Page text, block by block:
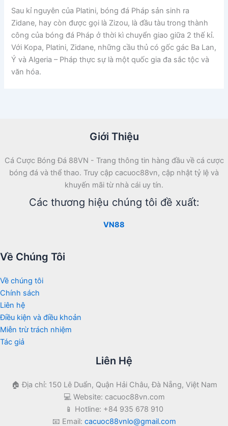
Sau kỉ nguyên của Platini, bóng đá Pháp sản sinh ra
Zidane, hay còn được gọi là Zizou, là đầu tàu trong thành
công của bóng đá Pháp ở thời kì chuyển giao giữa 2 thế kỉ.
Với Kopa, Platini, Zidane, những cầu thủ có gốc gác Ba Lan,
Ý và Algeria – Pháp thực sự là một quốc gia đa sắc tộc và
văn hóa.
Giới Thiệu
Cá Cược Bóng Đá 88VN - Trang thông tin hàng đầu về cá cược
bóng đá và thể thao. Truy cập cacuoc88vn, cập nhật tỷ lệ và
khuyến mãi từ nhà cái uy tín.
Các thương hiệu chúng tôi đề xuất:
VN88
Về Chúng Tôi
Về chúng tôi
Chính sách
Liên hệ
Điều kiện và điều khoản
Miễn trừ trách nhiệm
Tác giả
Liên Hệ
🏠 Địa chỉ: 150 Lê Duẩn, Quận Hải Châu, Đà Nẵng, Việt Nam
💻 Website: cacuoc88vn.com
📱 Hotline: +84 935 678 910
📧 Email: cacuoc88vnlo@gmail.com